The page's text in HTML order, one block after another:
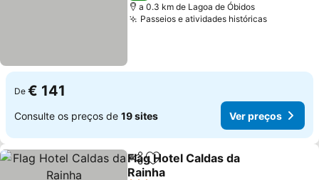
a 0.3 km de Lagoa de Óbidos
Passeios e atividades históricas
De € 141
Consulte os preços de 19 sites Ver preços
PartilharAdicionar aos favoritos
Flag Hotel Caldas da
Rainha